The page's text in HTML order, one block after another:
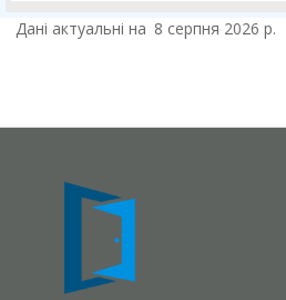
Дані актуальні на 8 серпня 2026 р.